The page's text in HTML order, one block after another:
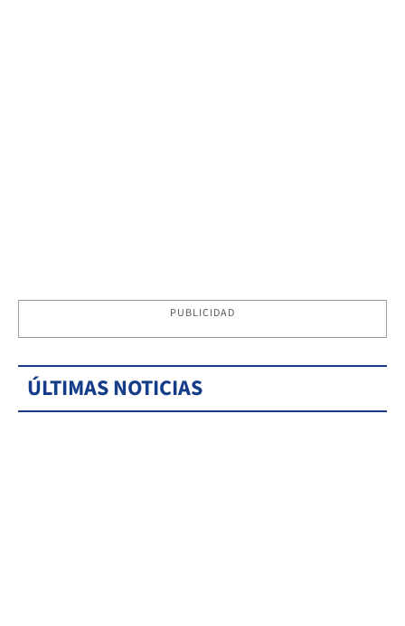
PUBLICIDAD
ÚLTIMAS NOTICIAS